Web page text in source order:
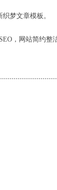
梦文章模板。
，网站简约整